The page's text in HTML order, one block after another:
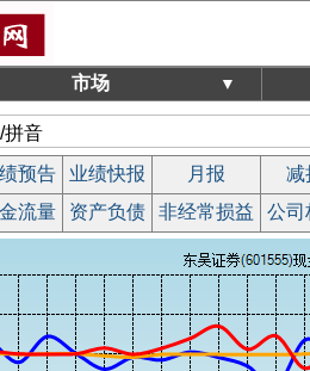
市场 ▼
预告 业绩快报 月报
减
流量 资产负债 非经常损益 公司